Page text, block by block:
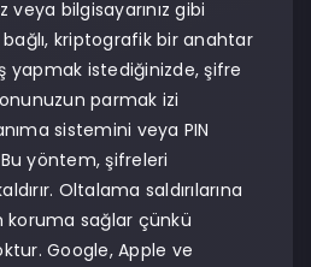
bilgisayarınız gibi
bağlı, kriptografik bir anahtar
yapmak istediğinizde, şifre
parmak izi
sistemini veya PIN
Bu yöntem, şifreleri
Oltalama saldırılarına
koruma sağlar çünkü
Google, Apple ve